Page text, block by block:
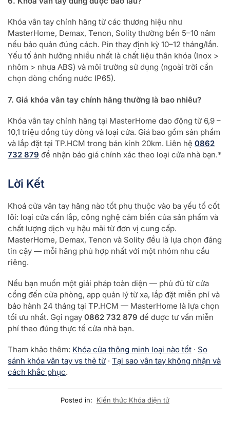
Khóa vân tay chính hãng từ các thương hiệu như
MasterHome, Demax, Tenon, Solity thường bền 5–10 năm
nếu bảo quản đúng cách. Pin thay định kỳ 10–12 tháng/lần.
Yếu tố ảnh hưởng nhiều nhất là chất liệu thân khóa (Inox >
nhôm > nhựa ABS) và môi trường sử dụng (ngoài trời cần
chọn dòng chống nước IP65).
7. Giá khóa vân tay chính hãng thường là bao nhiêu?
Khóa vân tay chính hãng tại MasterHome dao động từ 6,9 –
10,1 triệu đồng tùy dòng và loại cửa. Giá bao gồm sản phẩm
và lắp đặt tại TP.HCM trong bán kính 20km. Liên hệ 0862
732 879 để nhận báo giá chính xác theo loại cửa nhà bạn.*
Lời Kết
Khoá cửa vân tay hãng nào tốt phụ thuộc vào ba yếu tố cốt
lõi: loại cửa cần lắp, công nghệ cảm biến của sản phẩm và
chất lượng dịch vụ hậu mãi từ đơn vị cung cấp.
MasterHome, Demax, Tenon và Solity đều là lựa chọn đáng
tin cậy — mỗi hãng phù hợp nhất với một nhóm nhu cầu
riêng.
Nếu bạn muốn một giải pháp toàn diện — phủ đủ từ cửa
cổng đến cửa phòng, app quản lý từ xa, lắp đặt miễn phí và
bảo hành 24 tháng tại TP.HCM — MasterHome là lựa chọn
tối ưu nhất. Gọi ngay 0862 732 879 để được tư vấn miễn
phí theo đúng thực tế cửa nhà bạn.
Tham khảo thêm: Khóa cửa thông minh loại nào tốt · So
sánh khóa vân tay vs thẻ từ · Tại sao vân tay không nhận và
cách khắc phục.
Posted in: Kiến thức Khóa điện tử